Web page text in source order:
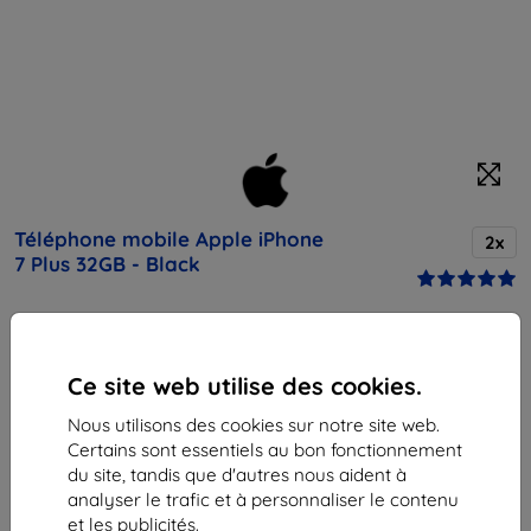
Ce site web utilise des cookies.
Nous utilisons des cookies sur notre site web.
Certains sont essentiels au bon fonctionnement
du site, tandis que d'autres nous aident à
analyser le trafic et à personnaliser le contenu
et les publicités.
Téléphone mobile Apple iPhone
7 Plus 32GB - Black
2x
de 25%
sur tous ses accessoires !
726,90 €
654,21 €